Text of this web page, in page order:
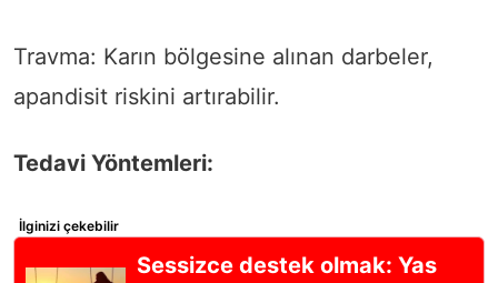
Travma: Karın bölgesine alınan darbeler,
apandisit riskini artırabilir.
Tedavi Yöntemleri:
İlginizi çekebilir
Sessizce destek olmak: Yas